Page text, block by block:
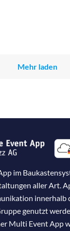
Mehr laden
im
aller Art.
innerhalb
genutzt
Multi Event App